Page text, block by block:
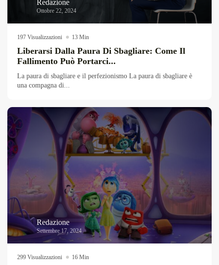
Redazione
Ottobre 22, 2024
197 Visualizzazioni 13 Min
Liberarsi Dalla Paura Di Sbagliare: Come Il
Fallimento Può Portarci...
La paura di sbagliare e il perfezionismo La paura di sbagliare è
una compagna di...
Redazione
Settembre 17, 2024
299 Visualizzazioni 16 Min